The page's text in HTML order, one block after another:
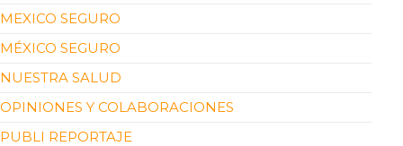
MEXICO SEGURO
MÉXICO SEGURO
NUESTRA SALUD
OPINIONES Y COLABORACIONES
PUBLI REPORTAJE